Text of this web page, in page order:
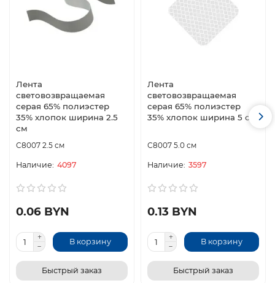
Лента
световозвращаемая
серая 65% полиэстер
35% хлопок ширина 2.5
см
С8007 2.5 см
4097
0.06 BYN
В корзину
Быстрый заказ
Лента
световозвращаемая
серая 65% полиэстер
35% хлопок ширина 5 см
С8007 5.0 см
3597
0.13 BYN
В корзину
Быстрый заказ